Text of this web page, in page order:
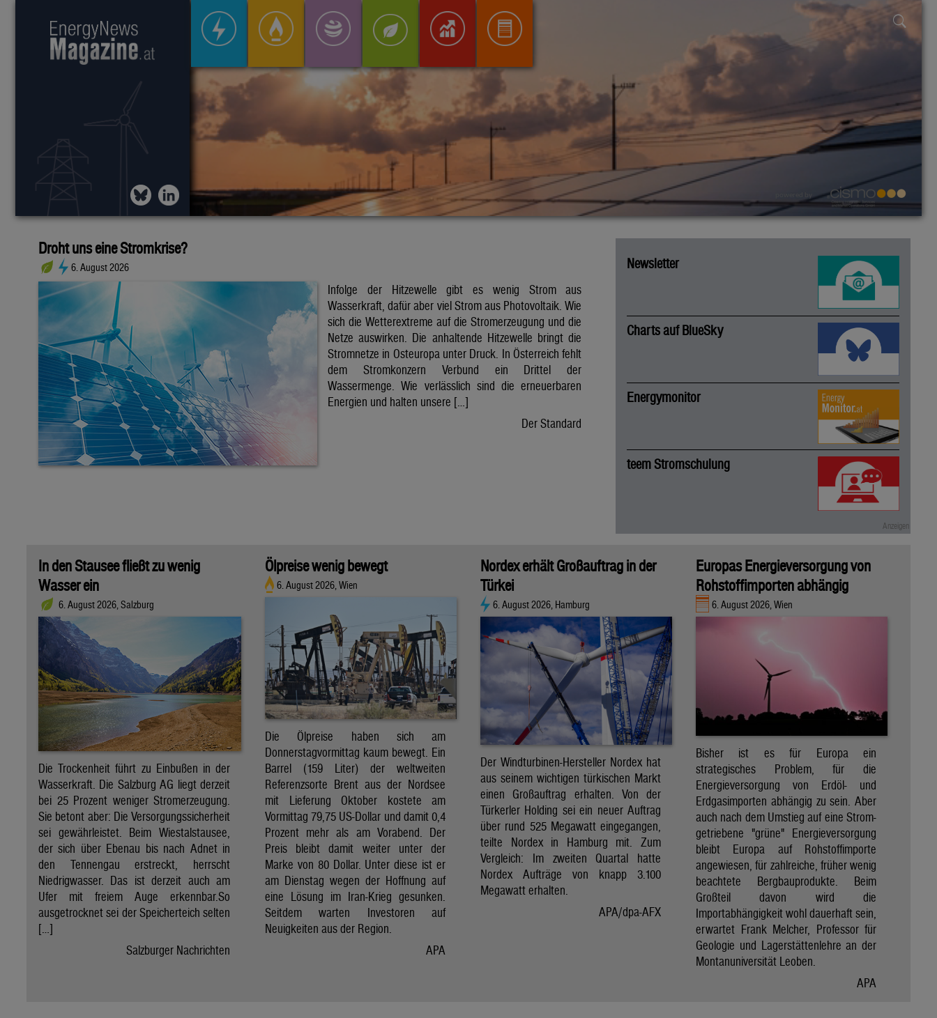
Droht uns eine Stromkrise?
6. August 2026
Infolge der Hitzewelle gibt es wenig Strom aus
Wasserkraft, dafür aber viel Strom aus Photovoltaik. Wie
sich die Wetterextreme auf die Stromerzeugung und die
Netze auswirken. Die anhaltende Hitzewelle bringt die
Stromnetze in Osteuropa unter Druck. In Österreich fehlt
dem Stromkonzern Verbund ein Drittel der
Wassermenge. Wie verlässlich sind die erneuerbaren
Energien und halten unsere […]
Der Standard
Newsletter
Charts auf BlueSky
Energymonitor
teem Stromschulung
In den Stausee fließt zu wenig
Wasser ein
6. August 2026, Salzburg
Die Trockenheit führt zu Einbußen in der
Wasserkraft. Die Salzburg AG liegt derzeit
bei 25 Prozent weniger Stromerzeugung.
Sie betont aber: Die Versorgungssicherheit
sei gewährleistet. Beim Wiestalstausee,
der sich über Ebenau bis nach Adnet in
den Tennengau erstreckt, herrscht
Niedrigwasser. Das ist derzeit auch am
Ufer mit freiem Auge erkennbar.So
ausgetrocknet sei der Speicherteich selten
[…]
Salzburger Nachrichten
Ölpreise wenig bewegt
6. August 2026, Wien
Die Ölpreise haben sich am
Donnerstagvormittag kaum bewegt. Ein
Barrel (159 Liter) der weltweiten
Referenzsorte Brent aus der Nordsee
mit Lieferung Oktober kostete am
Vormittag 79,75 US-Dollar und damit 0,4
Prozent mehr als am Vorabend. Der
Preis bleibt damit weiter unter der
Marke von 80 Dollar. Unter diese ist er
am Dienstag wegen der Hoffnung auf
eine Lösung im Iran-Krieg gesunken.
Seitdem warten Investoren auf
Neuigkeiten aus der Region.
APA
Nordex erhält Großauftrag in der
Türkei
6. August 2026, Hamburg
Der Windturbinen-Hersteller Nordex hat
aus seinem wichtigen türkischen Markt
einen Großauftrag erhalten. Von der
Türkerler Holding sei ein neuer Auftrag
über rund 525 Megawatt eingegangen,
teilte Nordex in Hamburg mit. Zum
Vergleich: Im zweiten Quartal hatte
Nordex Aufträge von knapp 3.100
Megawatt erhalten.
APA/dpa-AFX
Europas Energieversorgung von
Rohstoffimporten abhängig
6. August 2026, Wien
Bisher ist es für Europa ein
strategisches Problem, für die
Energieversorgung von Erdöl- und
Erdgasimporten abhängig zu sein. Aber
auch nach dem Umstieg auf eine Strom-
getriebene "grüne" Energieversorgung
bleibt Europa auf Rohstoffimporte
angewiesen, für zahlreiche, früher wenig
beachtete Bergbauprodukte. Beim
Großteil davon wird die
Importabhängigkeit wohl dauerhaft sein,
erwartet Frank Melcher, Professor für
Geologie und Lagerstättenlehre an der
Montanuniversität Leoben.
APA